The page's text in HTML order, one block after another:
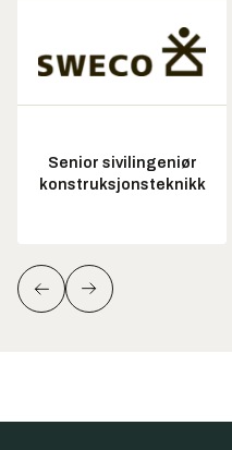
Senior sivilingeniør
konstruksjonsteknikk